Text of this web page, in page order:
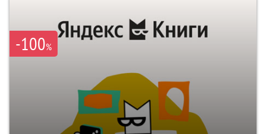
-100%